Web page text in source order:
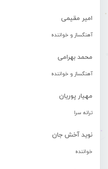
امیر مقیمی
آهنگساز و خواننده
محمد بهرامی
آهنگساز و خواننده
مهیار پوریان
ترانه سرا
نوید آخش جان
خواننده